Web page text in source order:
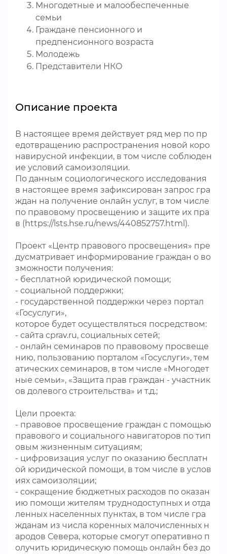
Многодетные и малообеспеченные
семьи
Граждане пенсионного и
предпенсионного возраста
Молодежь
Представители НКО
Описание проекта
В настоящее время действует ряд мер по пр
едотвращению распространения новой коро
навирусной инфекции, в том числе соблюден
ие условий самоизоляции.
По данным социологического исследования
в настоящее время зафиксирован запрос гра
ждан на получение онлайн услуг, в том числе
по правовому просвещению и защите их пра
в (https://lsts.hse.ru/news/440852757.html).
Проект «Центр правового просвещения» пре
дусматривает информирование граждан о во
зможности получения:
- бесплатной юридической помощи;
- социальной поддержки;
- государственной поддержки через портал
«Госуслуги»,
которое будет осуществляться посредством:
- сайта cprav.ru, социальных сетей;
- онлайн семинаров по правовому просвеще
нию, пользованию порталом «Госуслуги», тем
атических семинаров, в том числе «Многодет
ные семьи», «Защита прав граждан - участник
ов долевого строительства» и т.д.;
Цели проекта:
- правовое просвещение граждан с помощью
правового и социального навигаторов по тип
овым жизненным ситуациям;
- цифровизация услуг по оказанию бесплатн
ой юридической помощи, в том числе в услов
иях самоизоляции;
- сокращение бюджетных расходов по оказан
ию помощи жителям труднодоступных и отда
ленных населенных пунктах, в том числе гра
жданам из числа коренных малочисленных н
ародов Севера, которые смогут оперативно п
олучить юридическую помощь онлайн без до